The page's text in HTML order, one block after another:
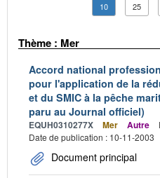
10 25
Thème : Mer
Accord national
pour l'application de la
et du SMIC à la pêche
paru au Journal officiel)
EQUH0310277X Mer Autre
Date de publication : 10-11-2003
Document principal